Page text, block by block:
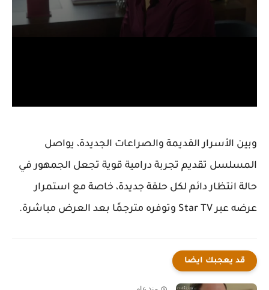
وبين الأسرار القديمة والصراعات الجديدة، يواصل
المسلسل تقديم تجربة درامية قوية تجعل الجمهور في
حالة انتظار دائم لكل حلقة جديدة، خاصة مع استمرار
عرضه عبر Star TV وتوفره مترجمًا بعد العرض مباشرة.
قد يعجبك ايضا